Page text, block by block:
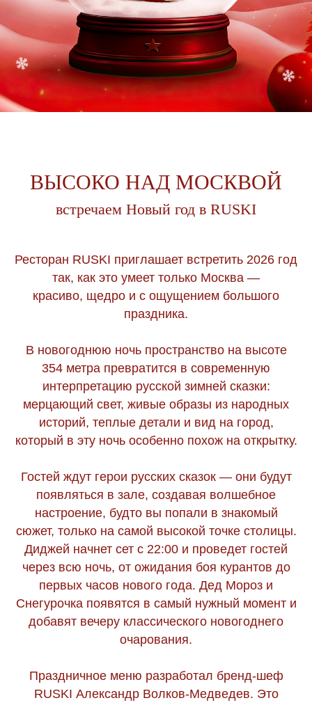
ВЫСОКО НАД МОСКВОЙ
встречаем Новый год в RUSKI
Ресторан RUSKI приглашает встретить 2026 год
так, как это умеет только Москва —
красиво, щедро и с ощущением большого
праздника.
В новогоднюю ночь пространство на высоте
354 метра превратится в современную
интерпретацию русской зимней сказки:
мерцающий свет, живые образы из народных
историй, теплые детали и вид на город,
который в эту ночь особенно похож на открытку.
Гостей ждут герои русских сказок — они будут
появляться в зале, создавая волшебное
настроение, будто вы попали в знакомый
сюжет, только на самой высокой точке столицы.
Диджей начнет сет с 22:00 и проведет гостей
через всю ночь, от ожидания боя курантов до
первых часов нового года. Дед Мороз и
Снегурочка появятся в самый нужный момент и
добавят вечеру классического новогоднего
очарования.
Праздничное меню разработал бренд-шеф
RUSKI Александр Волков-Медведев. Это